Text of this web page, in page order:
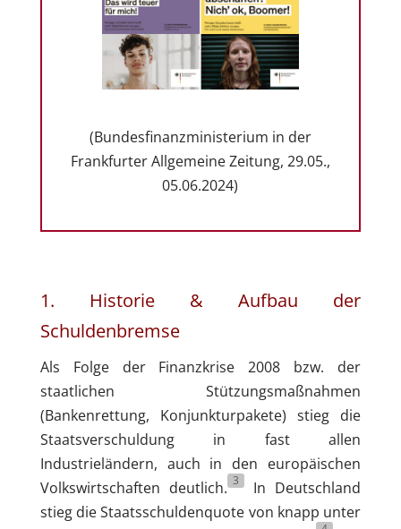
(Bundesfinanzministerium in der
Frankfurter Allgemeine Zeitung, 29.05.,
05.06.2024)
1. Historie & Aufbau der
Schuldenbremse
Als Folge der Finanzkrise 2008 bzw. der
staatlichen Stützungsmaßnahmen
(Bankenrettung, Konjunkturpakete) stieg die
Staatsverschuldung in fast allen
Industrieländern, auch in den europäischen
Volkswirtschaften deutlich. 3 In Deutschland
stieg die Staatsschuldenquote von knapp unter